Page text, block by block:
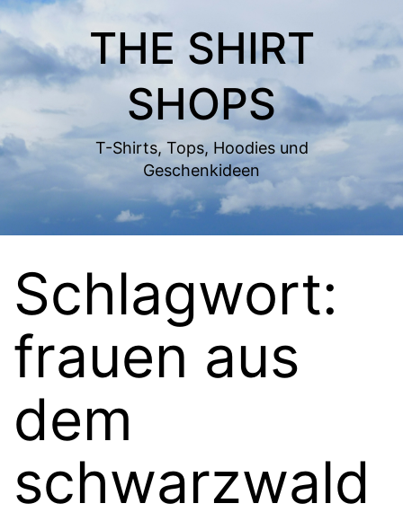
Zum
Inhalt
springen
THE SHIRT
SHOPS
T-Shirts, Tops, Hoodies und
Geschenkideen
Schlagwort:
frauen aus
dem
schwarzwald